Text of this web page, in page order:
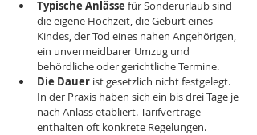
Typische Anlässe für Sonderurlaub sind
die eigene Hochzeit, die Geburt eines
Kindes, der Tod eines nahen Angehörigen,
ein unvermeidbarer Umzug und
behördliche oder gerichtliche Termine.
Die Dauer ist gesetzlich nicht festgelegt.
In der Praxis haben sich ein bis drei Tage je
nach Anlass etabliert. Tarifverträge
enthalten oft konkrete Regelungen.